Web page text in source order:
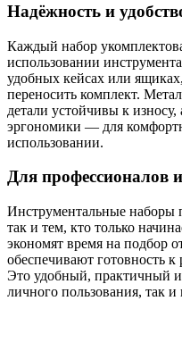
Надёжность и
Каждый набор
использовании
удобных кейсах или
переносить комплект.
детали устойчивы к
эргономики — для
использовании.
Для профессионалов
Инструментальные наборы
так и тем, кто только
экономят время на подбор
обеспечивают готовность
Это удобный, практичный
личного пользования, так и